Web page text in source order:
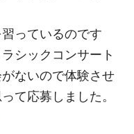
っているのです
シックコンサート
ないので体験させ
て応募しました。